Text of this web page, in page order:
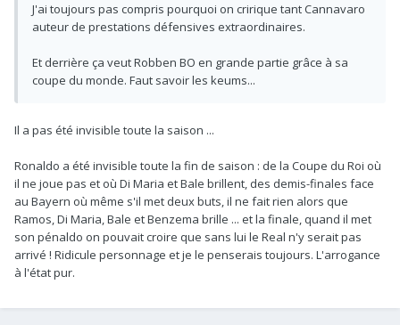
J'ai toujours pas compris pourquoi on cririque tant Cannavaro
auteur de prestations défensives extraordinaires.
Et derrière ça veut Robben BO en grande partie grâce à sa
coupe du monde. Faut savoir les keums...
Il a pas été invisible toute la saison ...
Ronaldo a été invisible toute la fin de saison : de la Coupe du Roi où
il ne joue pas et où Di Maria et Bale brillent, des demis-finales face
au Bayern où même s'il met deux buts, il ne fait rien alors que
Ramos, Di Maria, Bale et Benzema brille ... et la finale, quand il met
son pénaldo on pouvait croire que sans lui le Real n'y serait pas
arrivé ! Ridicule personnage et je le penserais toujours. L'arrogance
à l'état pur.